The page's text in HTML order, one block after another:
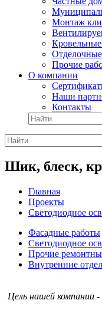
Монтаж
Прочие
О компании
Наши
Контакты
Шик, блеск,
Главная
Проекты
Светодиодное
Фасадные работы
Светодиодное
Прочие
Внутренние
Цель нашей компании